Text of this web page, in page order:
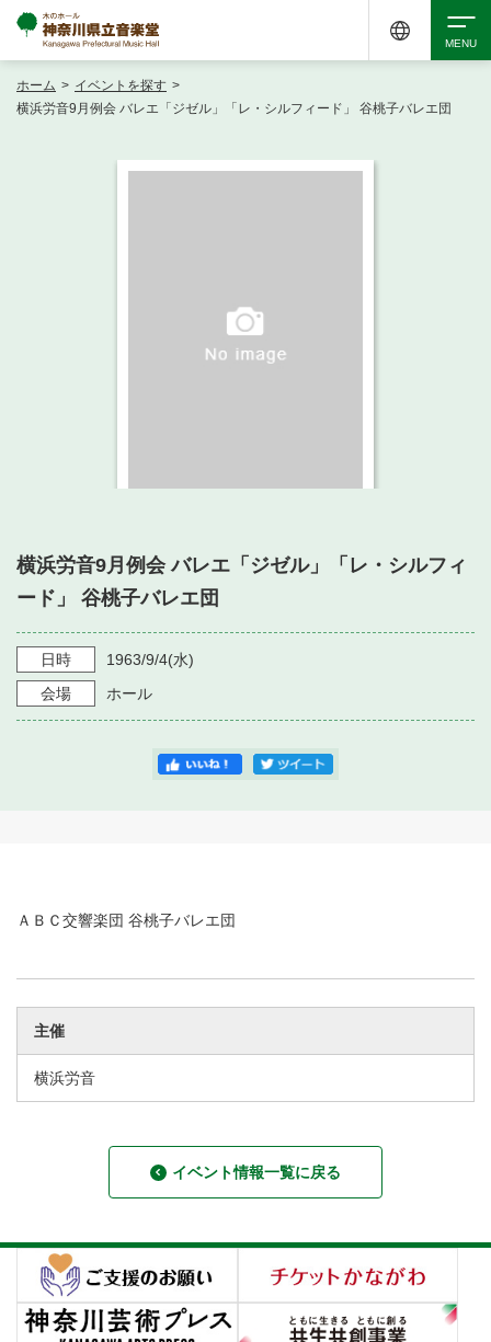
・ フロアマップ
・ よくある質問
・ 空き状況
・ 利用料金
・ 音楽堂のご案内
・ フロアマップ
・ 芸術参与
神奈川県立音楽堂
SNS
検索
ホーム > イベントを探す >
横浜労音9月例会 バレエ「ジゼル」「レ・シルフィード」 谷桃子バレエ団
横浜労音9月例会 バレエ「ジゼル」「レ・シルフィ
ード」 谷桃子バレエ団
日時 1963/9/4(水)
会場
ホール
ＡＢＣ交響楽団 谷桃子バレエ団
主催
横浜労音
イベント情報一覧に戻る